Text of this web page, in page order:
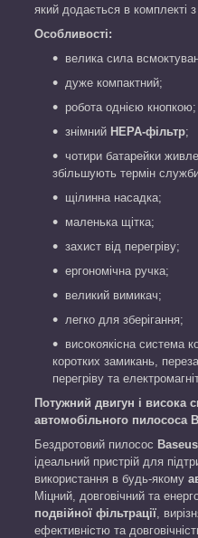
який додається в комплекті
Особливості:
велика сила
дуже компактний;
робота однією кнопкою;
знімний НЕРА-фільтр;
чотири батарейки
збільшують термін
щілинна насадка;
маленька щітка;
захист від перегріву;
ергономічна ручка;
великий вимикач;
легко для зберігання;
високоякісна система
коротких замикань,
перегріву та
Потужний двигун і висока
автомобільного пилососа
Бездротовий пилосос
ідеальний пристрій для
використання в будь-якому
Міцний, довговічний та
подвійної фільтрації ,
ефективністю та